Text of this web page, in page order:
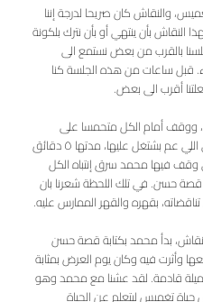
والنقاش كان صريحا لدرجة إننا
بأن ينتهي أو بأن نترك بلكونة
بالقرب من بعض نستمع الى
قبل ساعات من هذه الجلسة كنا
أقرب الى بعض.
ووقف أمام الكل متحمسا على
النقاش وسألنا “بتحبوا تشوفوا مسرحيتي اللي عم بشتغل عليها، مدتها ٥ دقائق
وقف فيها محمد سرق إنتباه الكل
ونرى قصة حسن. في تلك اللحظة شعرنا بان
بقهره والقهر الممارس عليه.
بدأ محمد بكتابة قصة حسن
وأثرت فيه وكان يوم العرض بمثابة
جميلة قادمة. لقد عشنا مع محمد وهو
تغميس ليتعلم عن الحياة